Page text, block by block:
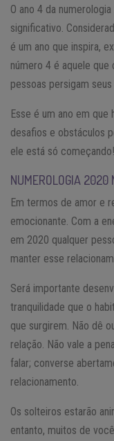
O ano 4 da
significativo.
é um ano que inspira,
número 4 é aquele
pessoas persigam
Esse é um ano em
desafios e obstáculos
ele está só começando!
NUMEROLOGIA 2020
Em termos de amor e
emocionante. Com a
em 2020 qualquer
manter esse
Será importante
tranquilidade que o
que surgirem. Não dê
relação. Não vale a
falar; converse
relacionamento.
Os solteiros estarão
entanto, muitos de